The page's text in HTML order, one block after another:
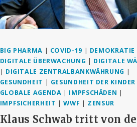
BIG PHARMA | COVID-19 | DEMOKRATIE
DIGITALE ÜBERWACHUNG | DIGITALE
| DIGITALE ZENTRALBANKWÄHRUNG |
GESUNDHEIT | GESUNDHEIT DER KINDER
GLOBALE AGENDA | IMPFSCHÄDEN |
IMPFSICHERHEIT |WWF | ZENSUR
Klaus Schwab tritt von